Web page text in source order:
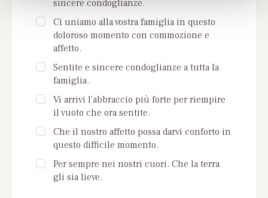
sincere condoglianze.
Ci uniamo alla vostra famiglia in questo
doloroso momento con commozione e
affetto.
Sentite e sincere condoglianze a tutta la
famiglia.
Vi arrivi l'abbraccio più forte per riempire
il vuoto che ora sentite.
Che il nostro affetto possa darvi conforto in
questo difficile momento.
Per sempre nei nostri cuori. Che la terra
gli sia lieve.